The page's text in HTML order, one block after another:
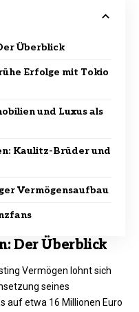
Überblick
Erfolge mit Tokio
und Luxus als
Kaulitz-Brüder und
Vermögensaufbau
Der Überblick
Vermögen lohnt sich
seines
auf etwa 16 Millionen Euro